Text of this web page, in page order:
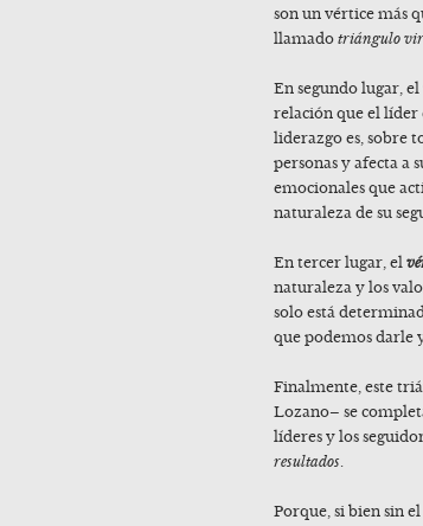
son un vértice más
llamado triángulo
En segundo lugar, el
relación que el líder
liderazgo es, sobre
personas y afecta a
emocionales que
naturaleza de su
En tercer lugar, el
naturaleza y los
solo está
que podemos darle
Finalmente, este
Lozano– se
líderes y los
resultados.
Porque, si bien sin